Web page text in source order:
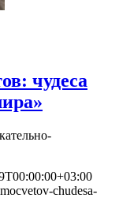
чудеса
chudesa-